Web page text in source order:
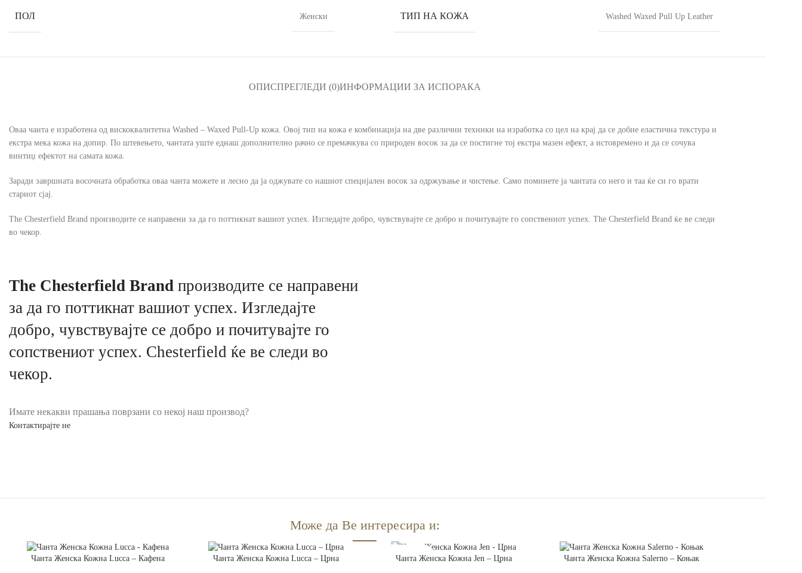
ПОЛ Женски ТИП НА КОЖА Washed Waxed Pull Up Leather
ОПИСПРЕГЛЕДИ (0)ИНФОРМАЦИИ ЗА ИСПОРАКА
Оваа чанта е изработена од вискоквалитетна Washed – Waxed Pull-Up кожа. Овој тип на кожа е комбинација на две различни техники на изработка со цел на крај да се добие еластична текстура и
екстра мека кожа на допир. По штевењето, чантата уште еднаш дополнително рачно се премачкува со природен восок за да се постигне тој екстра мазен ефект, а истовремено и да се сочува
винтиџ ефектот на самата кожа.
Заради завршната восочната обработка оваа чанта можете и лесно да ја оджувате со нашиот специјален восок за одржување и чистење. Само поминете ја чантата со него и таа ќе си го врати
стариот сјај.
The Chesterfield Brand производите се направени за да го поттикнат вашиот успех. Изгледајте добро, чувствувајте се добро и почитувајте го сопствениот успех. The Chesterfield Brand ќе ве следи
во чекор.
The Chesterfield Brand производите се направени
за да го поттикнат вашиот успех. Изгледајте
добро, чувствувајте се добро и почитувајте го
сопствениот успех. Chesterfield ќе ве следи во
чекор.
Имате некакви прашања поврзани со некој наш производ?
Контактирајте не
Може да Ве интересира и:
ДОДАЈ ВО КОШНИЧКА
Чанта Женска Кожна Lucca – Кафена ДОДАЈ ВО КОШНИЧКА
Чанта Женска Кожна Lucca – Црна РАСПРОДАДЕНО
ПРОЧИТАЈ ПОВЕЌЕ
Чанта Женска Кожна Jen – Црна ДОДАЈ ВО КОШНИЧКА
Чанта Женска Кожна Salerno – Коњак